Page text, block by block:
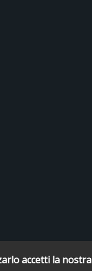
accetti la nostra